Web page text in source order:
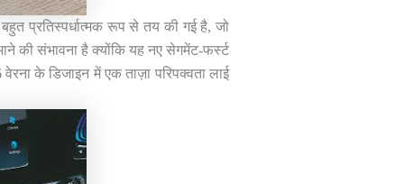
प्रतिस्पर्धात्मक रूप से तय की गई है, जो
की संभावना है क्योंकि यह नए सेगमेंट-फर्स्ट
के डिजाइन में एक ताज़ा परिपक्वता लाई